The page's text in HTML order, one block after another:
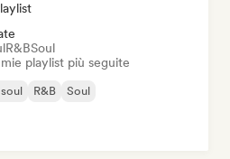
R&BSoul
playlist più seguite
R&B Soul